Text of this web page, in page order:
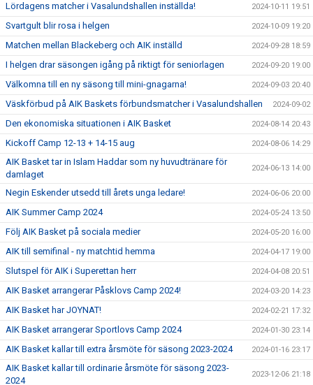
Lördagens matcher i Vasalundshallen inställda! 2024-10-11 19:51
Svartgult blir rosa i helgen 2024-10-09 19:20
Matchen mellan Blackeberg och AIK inställd 2024-09-28 18:59
I helgen drar säsongen igång på riktigt för seniorlagen 2024-09-20 19:00
Välkomna till en ny säsong till mini-gnagarna! 2024-09-03 20:40
Väskförbud på AIK Baskets förbundsmatcher i Vasalundshallen 2024-09-02
Den ekonomiska situationen i AIK Basket 2024-08-14 20:43
Kickoff Camp 12-13 + 14-15 aug 2024-08-06 14:29
AIK Basket tar in Islam Haddar som ny huvudtränare för
damlaget
2024-06-13 14:00
Negin Eskender utsedd till årets unga ledare! 2024-06-06 20:00
AIK Summer Camp 2024 2024-05-24 13:50
Följ AIK Basket på sociala medier 2024-05-20 16:00
AIK till semifinal - ny matchtid hemma 2024-04-17 19:00
Slutspel för AIK i Superettan herr 2024-04-08 20:51
AIK Basket arrangerar Påsklovs Camp 2024! 2024-03-20 14:23
AIK Basket har JOYNAT! 2024-02-21 17:32
AIK Basket arrangerar Sportlovs Camp 2024 2024-01-30 23:14
AIK Basket kallar till extra årsmöte för säsong 2023-2024 2024-01-16 23:17
AIK Basket kallar till ordinarie årsmöte för säsong 2023-
2024
2023-12-06 21:18